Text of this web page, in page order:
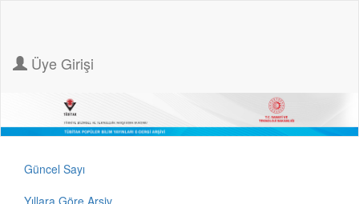
Üye Girişi
Güncel Sayı
Yıllara Göre Arşiv